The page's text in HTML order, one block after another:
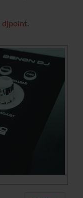
djpoint.